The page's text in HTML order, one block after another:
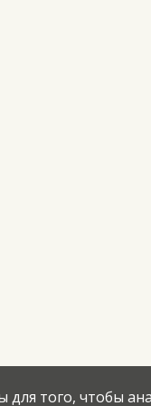
того, чтобы